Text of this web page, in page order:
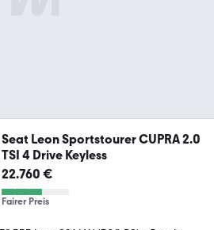
Seat Leon Sportstourer CUPRA 2.0
TSI 4 Drive Keyless
22.760 €
Fairer Preis